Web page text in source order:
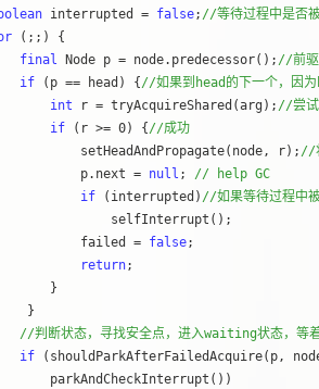
interrupted = false; //等待过程中是否
final Node p = node.predecessor(); //前驱
if (p == head) { //如果到head的下一个，因
int r = tryAcquireShared(arg); //尝
if (r >= 0) { //成功
setHeadAndPropagate(node, r);
//
p.next =
null ; // help GC
if (interrupted) //如果等待过程中
failed =
false
return
//判断状态，寻找安全点，进入waiting状态
if